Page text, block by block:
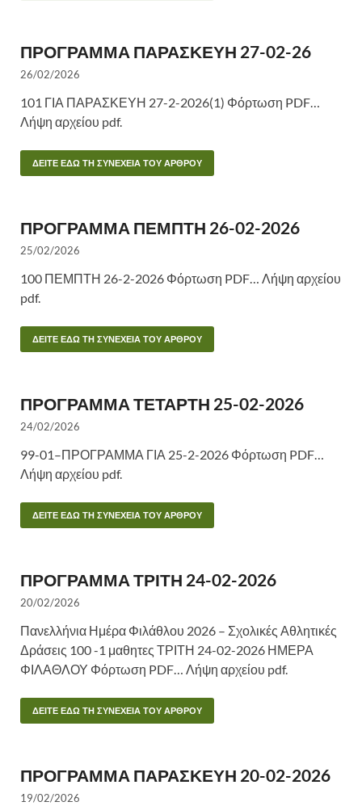
ΠΡΟΓΡΑΜΜΑ ΠΑΡΑΣΚΕΥΗ 27-02-26
26/02/2026
101 ΓΙΑ ΠΑΡΑΣΚΕΥΗ 27-2-2026(1) Φόρτωση PDF…
Λήψη αρχείου pdf.
ΔΕΙΤΕ ΕΔΩ ΤΗ ΣΥΝΕΧΕΙΑ ΤΟΥ ΑΡΘΡΟΥ
ΠΡΟΓΡΑΜΜΑ ΠΕΜΠΤΗ 26-02-2026
25/02/2026
100 ΠΕΜΠΤΗ 26-2-2026 Φόρτωση PDF… Λήψη αρχείου
pdf.
ΔΕΙΤΕ ΕΔΩ ΤΗ ΣΥΝΕΧΕΙΑ ΤΟΥ ΑΡΘΡΟΥ
ΠΡΟΓΡΑΜΜΑ ΤΕΤΑΡΤΗ 25-02-2026
24/02/2026
99-01–ΠΡΟΓΡΑΜΜΑ ΓΙΑ 25-2-2026 Φόρτωση PDF…
Λήψη αρχείου pdf.
ΔΕΙΤΕ ΕΔΩ ΤΗ ΣΥΝΕΧΕΙΑ ΤΟΥ ΑΡΘΡΟΥ
ΠΡΟΓΡΑΜΜΑ ΤΡΙΤΗ 24-02-2026
20/02/2026
Πανελλήνια Ημέρα Φιλάθλου 2026 – Σχολικές Αθλητικές
Δράσεις 100 -1 μαθητες ΤΡΙΤΗ 24-02-2026 ΗΜΕΡΑ
ΦΙΛΑΘΛΟΥ Φόρτωση PDF… Λήψη αρχείου pdf.
ΔΕΙΤΕ ΕΔΩ ΤΗ ΣΥΝΕΧΕΙΑ ΤΟΥ ΑΡΘΡΟΥ
ΠΡΟΓΡΑΜΜΑ ΠΑΡΑΣΚΕΥΗ 20-02-2026
19/02/2026